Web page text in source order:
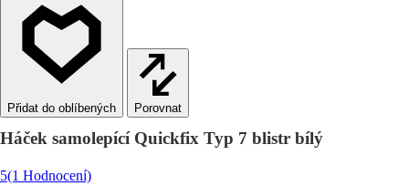
Porovnat
Háček samolepící Quickfix Typ 7 blistr bílý
5(1 Hodnocení)